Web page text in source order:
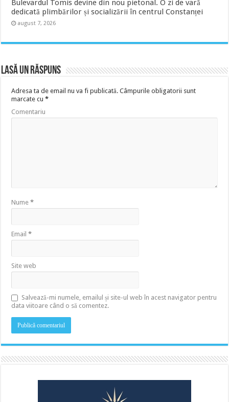
Bulevardul Tomis devine din nou pietonal. O zi de vară
dedicată plimbărilor și socializării în centrul Constanței
august 7, 2026
Lasă un răspuns
Adresa ta de email nu va fi publicată. Câmpurile obligatorii sunt
marcate cu*
Comentariu
Nume*
Email*
Site web
Salvează-mi numele, emailul și site-ul web în acest navigator pentru
data viitoare când o să comentez.